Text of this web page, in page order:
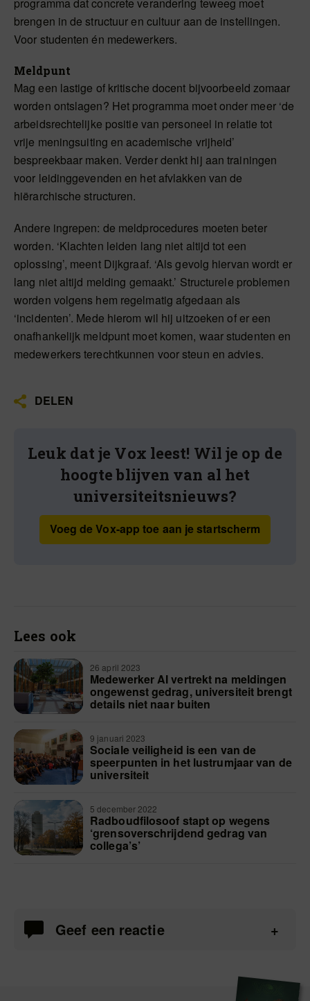
brengen in de structuur en cultuur aan de instellingen.
Voor studenten én medewerkers.
Meldpunt
Mag een lastige of kritische docent bijvoorbeeld zomaar
worden ontslagen? Het programma moet onder meer ‘de
arbeidsrechtelijke positie van personeel in relatie tot
vrije meningsuiting en academische vrijheid’
bespreekbaar maken. Verder denkt hij aan trainingen
voor leidinggevenden en het afvlakken van de
hiërarchische structuren.
Andere ingrepen: de meldprocedures moeten beter
worden. ‘Klachten leiden lang niet altijd tot een
oplossing’, meent Dijkgraaf. ‘Als gevolg hiervan wordt er
lang niet altijd melding gemaakt.’ Structurele problemen
worden volgens hem regelmatig afgedaan als
‘incidenten’. Mede hierom wil hij uitzoeken of er een
onafhankelijk meldpunt moet komen, waar studenten en
medewerkers terechtkunnen voor steun en advies.
DELEN
Leuk dat je Vox leest! Wil je op de
hoogte blijven van al het
universiteitsnieuws?
Voeg de Vox-app toe aan je startscherm
Lees ook
26 april 2023
Medewerker AI vertrekt na meldingen
ongewenst gedrag, universiteit brengt
details niet naar buiten
9 januari 2023
Sociale veiligheid is een van de
speerpunten in het lustrumjaar van de
universiteit
5 december 2022
Radboudfilosoof stapt op wegens
‘grensoverschrijdend gedrag van
collega’s’
Geef een reactie